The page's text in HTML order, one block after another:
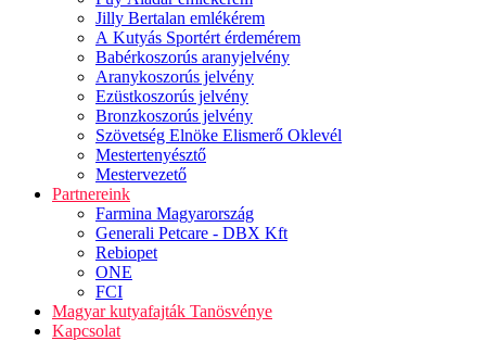
Jilly Bertalan emlékérem
A Kutyás Sportért érdemérem
Babérkoszorús aranyjelvény
Aranykoszorús jelvény
Ezüstkoszorús jelvény
Bronzkoszorús jelvény
Szövetség Elnöke Elismerő Oklevél
Mestertenyésztő
Mestervezető
Partnereink
Farmina Magyarország
Generali Petcare - DBX Kft
Rebiopet
ONE
FCI
Magyar kutyafajták Tanösvénye
Kapcsolat